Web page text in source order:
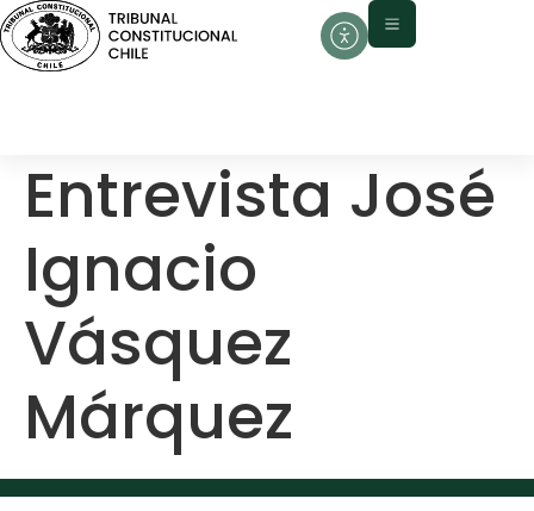
contenido
Entrevista José
Ignacio
Vásquez
Márquez